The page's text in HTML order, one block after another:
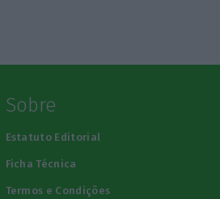
Sobre
Estatuto Editorial
Ficha Técnica
Termos e Condições